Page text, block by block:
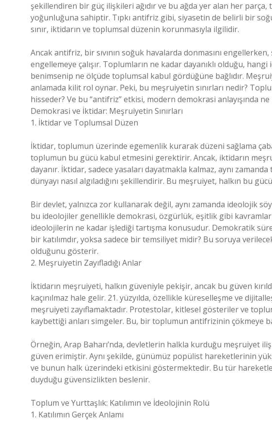
şekillendiren bir güç ilişkileri ağıdır ve bu ağda yer alan her
yoğunluğuna sahiptir. Tıpkı antifriz gibi, siyasetin de belirli bir
sınır, iktidarın ve toplumsal düzenin korunmasıyla ilgilidir.
Ancak antifriz, bir sıvının soğuk havalarda donmasını
engellemeye çalışır. Toplumların ne kadar dayanıklı olduğu,
benimsenip ne ölçüde toplumsal kabul gördüğüne bağlıdır.
anlamada kilit rol oynar. Peki, bu meşruiyetin sınırları nedir?
hisseder? Ve bu “antifriz” etkisi, modern demokrasi anlayışında
Demokrasi ve İktidar: Meşruiyetin Sınırları
1. İktidar ve Toplumsal Düzen
İktidar, toplumun üzerinde egemenlik kurarak düzeni sağlama
toplumun bu gücü kabul etmesini gerektirir. Ancak, iktidarın
dayanır. İktidar, sadece yasaları dayatmakla kalmaz, aynı
dünyayı nasıl algıladığını şekillendirir. Bu meşruiyet, halkın bu
Bir devlet, yalnızca zor kullanarak değil, aynı zamanda ideolojik
bu ideolojiler genellikle demokrasi, özgürlük, eşitlik gibi
ideolojilerin ne kadar işlediği tartışma konusudur. Demokratik
bir katılımdır, yoksa sadece bir temsiliyet midir? Bu soruya
olduğunu gösterir.
2. Meşruiyetin Zayıfladığı Anlar
İktidarın meşruiyeti, halkın güveniyle pekişir, ancak bu güven
kaçınılmaz hale gelir. 21. yüzyılda, özellikle küreselleşme ve
meşruiyeti zayıflamaktadır. Protestolar, kitlesel gösteriler ve
kaybettiği anları simgeler. Bu, bir toplumun antifrizinin çökmeye
Örneğin, Arap Baharı’nda, devletlerin halkla kurduğu meşruiyet
güven erimiştir. Aynı şekilde, günümüz popülist hareketlerinin
ve bunun halk üzerindeki etkisini göstermektedir. Bu tür
duyduğu güvensizlikten beslenir.
Toplum ve Yurttaşlık: Katılımın ve İdeolojinin Rolü
1. Katılımın Gerçek Anlamı